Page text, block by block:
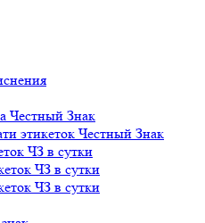
Честный Знак
этикеток Честный Знак
ЧЗ в сутки
ЧЗ в сутки
ЧЗ в сутки